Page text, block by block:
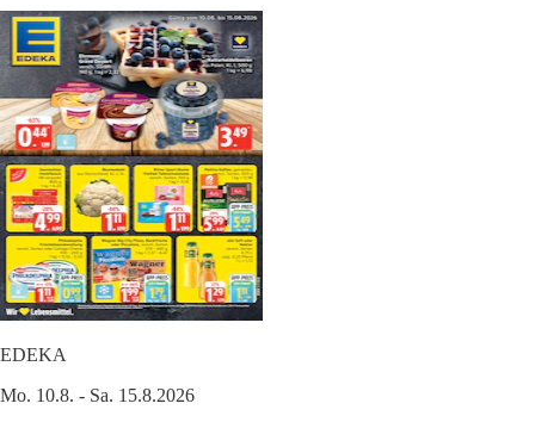
EDEKA
Mo. 10.8. - Sa. 15.8.2026